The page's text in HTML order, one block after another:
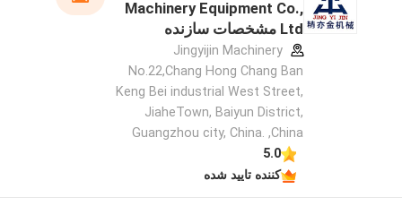
Machinery Equipment Co.,
Ltd مشخصات سازنده
Jingyijin Machinery
No.22,Chang Hong Chang Ban
Keng Bei industrial West Street,
JiaheTown, Baiyun District,
Guangzhou city, China. ,China
5.0
کننده تایید شده